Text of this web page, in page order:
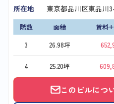
所在地
東京都品川区東品川
階数 面積 賃料
3
26.98坪
4 25.20坪
このビルにつ